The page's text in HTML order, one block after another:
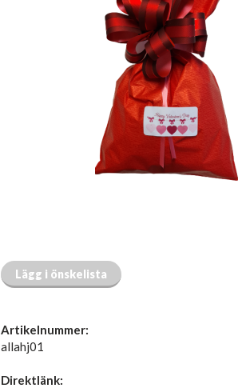
Lägg i önskelista
Artikelnummer:
allahj01
Direktlänk: